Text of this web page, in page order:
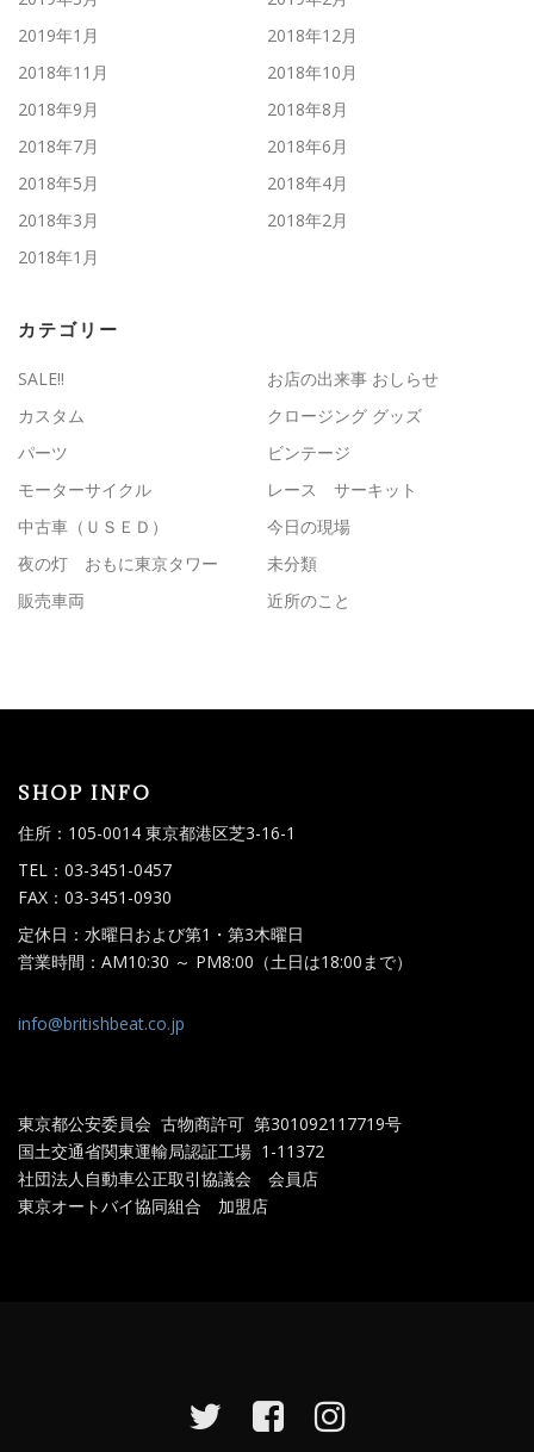
2019年1月
2018年12月
2018年11月
2018年10月
2018年9月
2018年8月
2018年7月
2018年6月
2018年5月
2018年4月
2018年3月
2018年2月
2018年1月
カテゴリー
SALE!!
お店の出来事 おしらせ
カスタム
クロージング グッズ
パーツ
ビンテージ
モーターサイクル
レース サーキット
中古車（ＵＳＥＤ）
今日の現場
夜の灯 おもに東京タワー
未分類
販売車両
近所のこと
SHOP INFO
住所：105-0014 東京都港区芝3-16-1
TEL：03-3451-0457
FAX：03-3451-0930
定休日：水曜日および第1・第3木曜日
営業時間：AM10:30 ～ PM8:00（土日は18:00まで）
info@britishbeat.co.jp
東京都公安委員会 古物商許可 第301092117719号
国土交通省関東運輸局認証工場 1-11372
社団法人自動車公正取引協議会 会員店
東京オートバイ協同組合 加盟店